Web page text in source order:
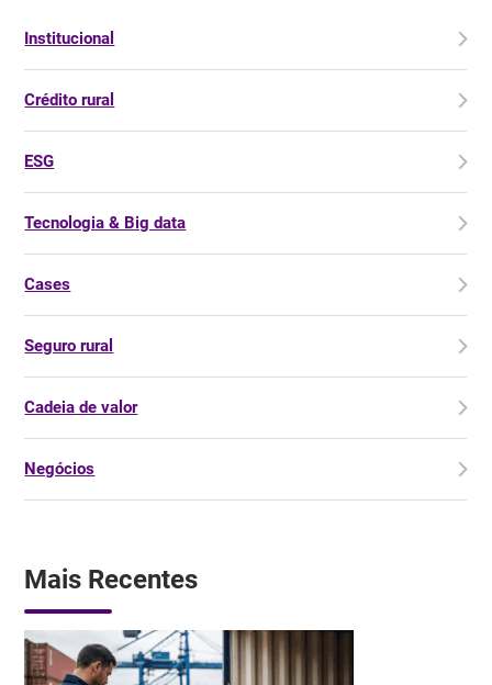
Institucional
Crédito rural
ESG
Tecnologia & Big data
Cases
Seguro rural
Cadeia de valor
Negócios
Mais Recentes